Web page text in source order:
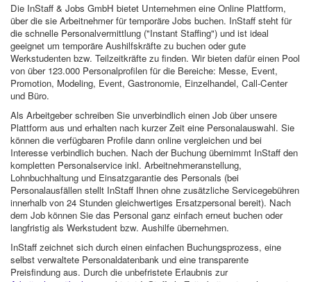
Die InStaff & Jobs GmbH bietet Unternehmen eine Online Plattform,
über die sie Arbeitnehmer für temporäre Jobs buchen. InStaff steht für
die schnelle Personalvermittlung ("Instant Staffing") und ist ideal
geeignet um temporäre Aushilfskräfte zu buchen oder gute
Werkstudenten bzw. Teilzeitkräfte zu finden. Wir bieten dafür einen Pool
von über 123.000 Personalprofilen für die Bereiche: Messe, Event,
Promotion, Modeling, Event, Gastronomie, Einzelhandel, Call-Center
und Büro.
Als Arbeitgeber schreiben Sie unverbindlich einen Job über unsere
Plattform aus und erhalten nach kurzer Zeit eine Personalauswahl. Sie
können die verfügbaren Profile dann online vergleichen und bei
Interesse verbindlich buchen. Nach der Buchung übernimmt InStaff den
kompletten Personalservice inkl. Arbeitnehmeranstellung,
Lohnbuchhaltung und Einsatzgarantie des Personals (bei
Personalausfällen stellt InStaff Ihnen ohne zusätzliche Servicegebühren
innerhalb von 24 Stunden gleichwertiges Ersatzpersonal bereit). Nach
dem Job können Sie das Personal ganz einfach erneut buchen oder
langfristig als Werkstudent bzw. Aushilfe übernehmen.
InStaff zeichnet sich durch einen einfachen Buchungsprozess, eine
selbst verwaltete Personaldatenbank und eine transparente
Preisfindung aus. Durch die unbefristete Erlaubnis zur